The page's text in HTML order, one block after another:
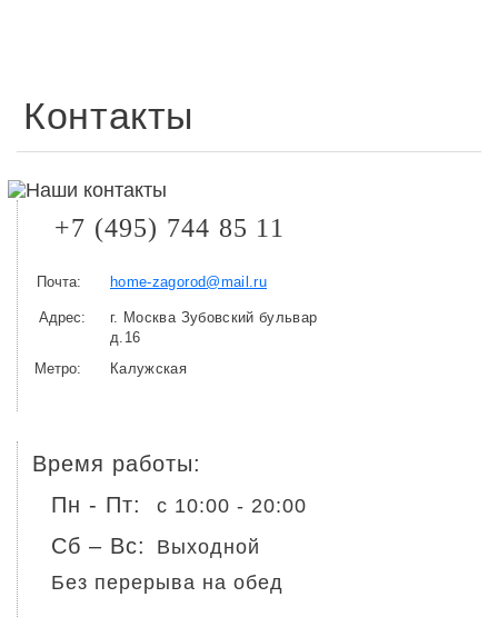
Контакты
+7 (495) 744 85 11
Почта: home-zagorod@mail.ru
Адрес:
г. Москва Зубовский бульвар
д.16
Метро:
Калужская
Время работы:
Пн - Пт:
c 10:00 - 20:00
Сб – Вс:
Выходной
Без перерыва на обед